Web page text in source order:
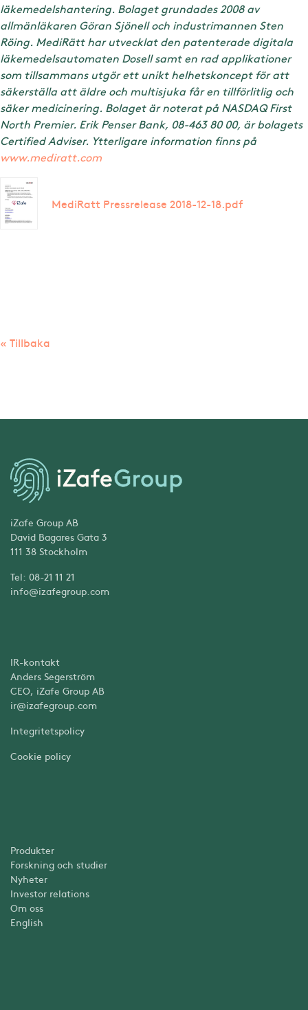
läkemedelshantering. Bolaget grundades 2008 av
allmänläkaren Göran Sjönell och industrimannen Sten
Röing. MediRätt har utvecklat den patenterade digitala
läkemedelsautomaten Dosell samt en rad applikationer
som tillsammans utgör ett unikt helhetskoncept för att
säkerställa att äldre och multisjuka får en tillförlitlig och
säker medicinering. Bolaget är noterat på NASDAQ First
North Premier. Erik Penser Bank, 08-463 80 00, är bolagets
Certified Adviser. Ytterligare information finns på
www.mediratt.com
MediRatt Pressrelease 2018-12-18.pdf
« Tillbaka
iZafe Group AB
David Bagares Gata 3
111 38 Stockholm
Tel: 08-21 11 21
info@izafegroup.com
IR-kontakt
Anders Segerström
CEO, iZafe Group AB
ir@izafegroup.com
Integritetspolicy
Cookie policy
Produkter
Forskning och studier
Nyheter
Investor relations
Om oss
English